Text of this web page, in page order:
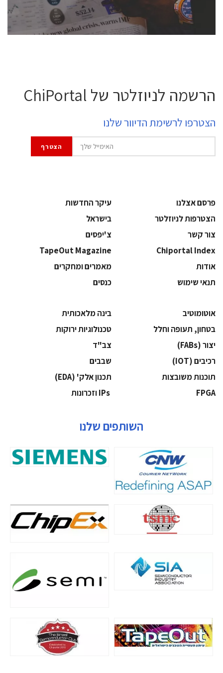
לחץ לפרטים
הרשמה לניוזלטר של ChiPortal
הצטרפו לרשימת הדיוור שלנו
פרסם אצלנו
עיקר החדשות
הצטרפות לניוזלטר
בישראל
צור קשר
צ'יפסים
Chiportal Index
TapeOut Magazine
אודות
מאמרים ומחקרים
תנאי שימוש
כנסים
אוטומוטיב
בינה מלאכותית
בטחון, תעופה וחלל
‫טכנולוגיות ירוקות‬
‫יצור (‪(FABs‬‬
‫צב"ד‬
‫רכיבים‬ (IOT)
‫שבבים‬
‫תוכנות משובצות‬
‫תכנון אלק' (‪(EDA‬‬
‫‪FPGA‬‬
השותפים שלנו